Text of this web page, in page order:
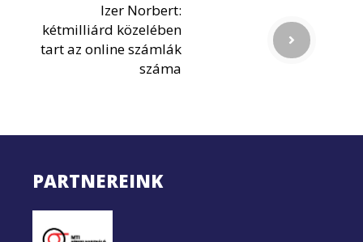
Izer Norbert:
kétmilliárd közelében
tart az online számlák
száma
PARTNEREINK